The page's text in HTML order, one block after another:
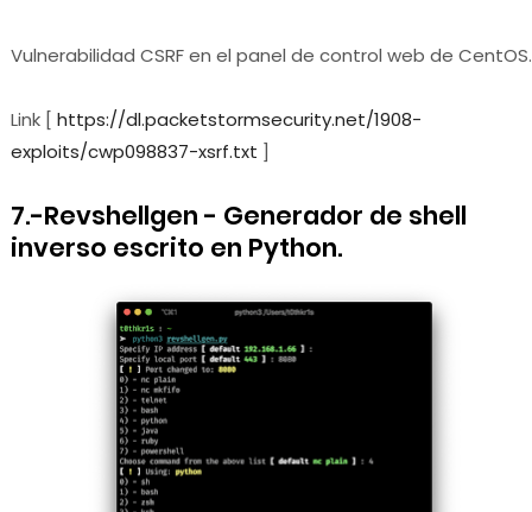
Vulnerabilidad CSRF en el panel de control web de CentOS.
Link [ https://dl.packetstormsecurity.net/1908-
exploits/cwp098837-xsrf.txt ]
7.-Revshellgen - Generador de shell
inverso escrito en Python.